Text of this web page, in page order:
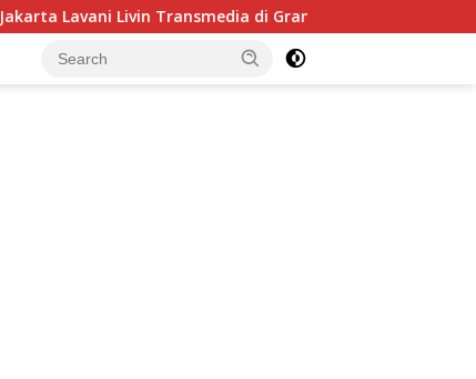
di Grand Final Proliga 2026 di MOJI, 25 April